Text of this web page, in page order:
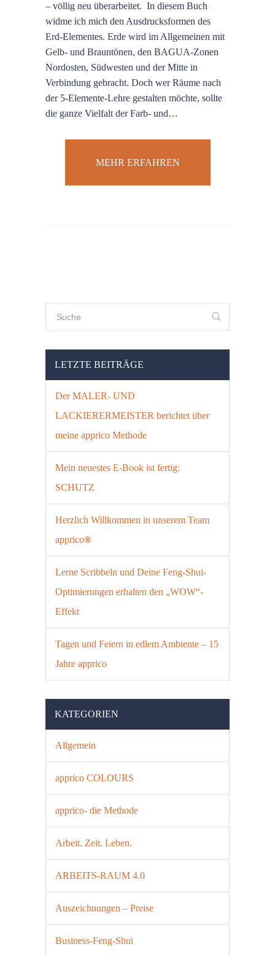
– völlig neu überarbeitet. In diesem Buch
widme ich mich den Ausdrucksformen des
Erd-Elementes. Erde wird im Allgemeinen mit
Gelb- und Brauntönen, den BAGUA-Zonen
Nordosten, Südwesten und der Mitte in
Verbindung gebracht. Doch wer Räume nach
der 5-Elemente-Lehre gestalten möchte, sollte
die ganze Vielfalt der Farb- und…
MEHR ERFAHREN
LETZTE BEITRÄGE
Der MALER- UND
LACKIERERMEISTER berichtet über
meine apprico Methode
Mein neuestes E-Book ist fertig:
SCHUTZ
Herzlich Willkommen in unserem Team
apprico®
Lerne Scribbeln und Deine Feng-Shui-
Optimierungen erhalten den „WOW“-
Effekt
Tagen und Feiern in edlem Ambiente – 15
Jahre apprico
KATEGORIEN
Allgemein
apprico COLOURS
apprico- die Methode
Arbeit. Zeit. Leben.
ARBEITS-RAUM 4.0
Auszeichnungen – Preise
Business-Feng-Shui